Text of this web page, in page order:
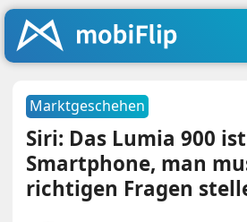
Marktgeschehen
Siri: Das Lumia 900
Smartphone, man
richtigen Fragen